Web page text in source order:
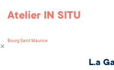
Atelier IN SITU
Bourg Saint Maurice
L.a